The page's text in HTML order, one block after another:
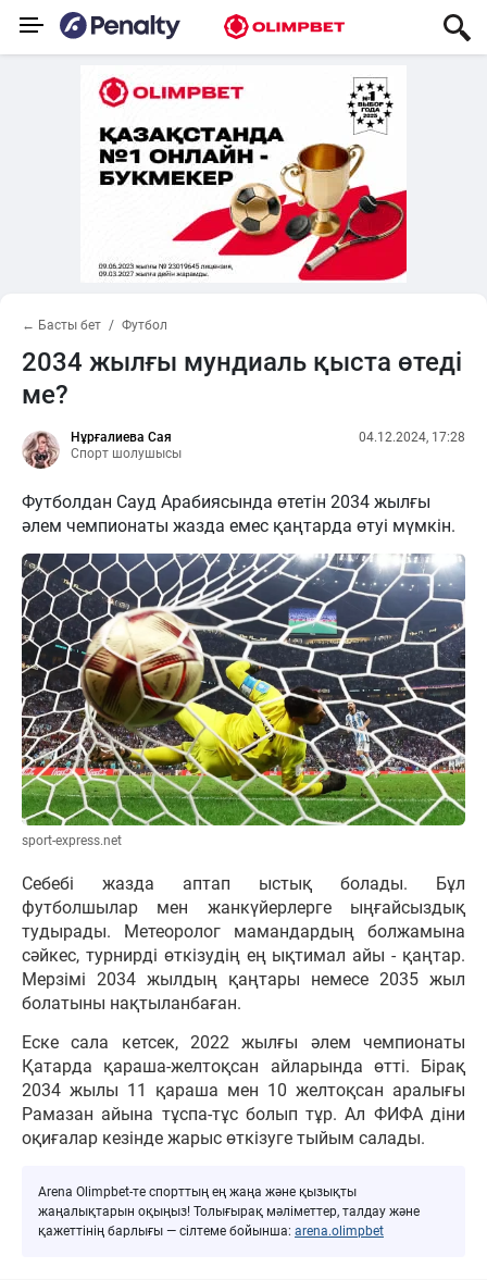
← Басты бет Футбол
2034 жылғы мундиаль қыста өтеді
ме?
Нұрғалиева Сая
Спорт шолушысы
04.12.2024, 17:28
Футболдан Сауд Арабиясында өтетін 2034 жылғы
әлем чемпионаты жазда емес қаңтарда өтуі мүмкін.
sport-express.net
Себебі жазда аптап ыстық болады. Бұл
футболшылар мен жанкүйерлерге ыңғайсыздық
тудырады. Метеоролог мамандардың болжамына
сәйкес, турнирді өткізудің ең ықтимал айы - қаңтар.
Мерзімі 2034 жылдың қаңтары немесе 2035 жыл
болатыны нақтыланбаған.
Еске сала кетсек, 2022 жылғы әлем чемпионаты
Қатарда қараша-желтоқсан айларында өтті. Бірақ
2034 жылы 11 қараша мен 10 желтоқсан аралығы
Рамазан айына тұспа-тұс болып тұр. Ал ФИФА діни
оқиғалар кезінде жарыс өткізуге тыйым салады.
Arena Olimpbet-те спорттың ең жаңа және қызықты
жаңалықтарын оқыңыз! Толығырақ мәліметтер, талдау және
қажеттінің барлығы — сілтеме бойынша: arena.olimpbet